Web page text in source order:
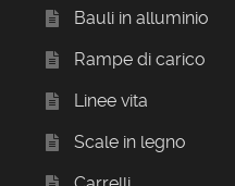
Bauli in alluminio
Rampe di carico
Linee vita
Scale in legno